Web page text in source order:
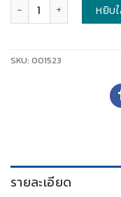
หยิบ
SKU: 001523
รายละเอียด